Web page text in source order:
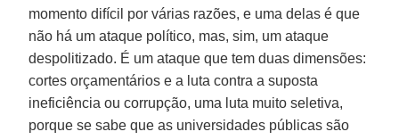
momento difícil por várias razões, e uma delas é que
não há um ataque político, mas, sim, um ataque
despolitizado. É um ataque que tem duas dimensões:
cortes orçamentários e a luta contra a suposta
ineficiência ou corrupção, uma luta muito seletiva,
porque se sabe que as universidades públicas são